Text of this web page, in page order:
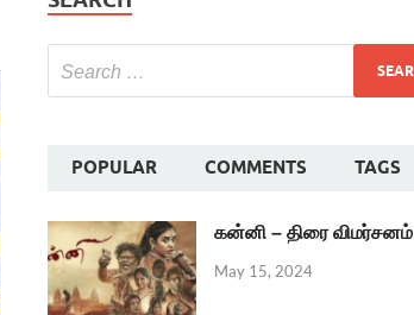
POPULAR COMMENTS TAGS
கன்னி – திரை விமர்சனம்
May 15, 2024